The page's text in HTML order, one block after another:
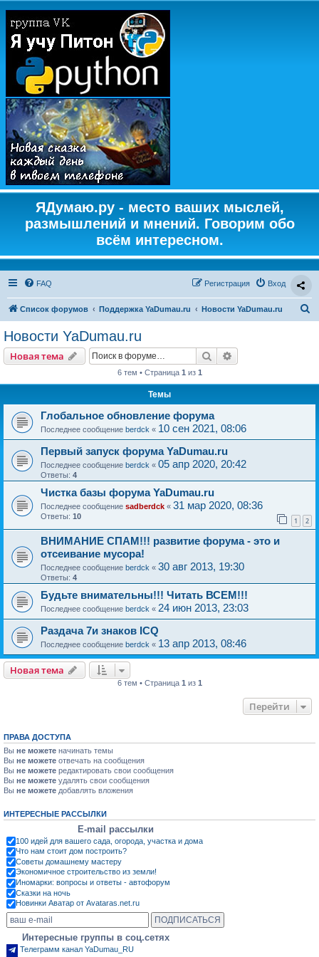
ЯДумаю.ру - место ваших мыслей,
размышлений и мнений. Говорим обо
всём интересном.
FAQ Вход
Регистрация
Список форумов Поддержка YaDumau.ru Новости YaDumau.ru
Новости YaDumau.ru
Новая тема Поиск
6 тем • Страница 1 из 1
Темы
Глобальное обновление форума
Последнее сообщение berdck « 10 сен 2021, 08:06
Первый запуск форума YaDumau.ru
Последнее сообщение berdck « 05 апр 2020, 20:42
Ответы: 4
Чистка базы форума YaDumau.ru
Последнее сообщение sadberdck « 31 мар 2020, 08:36
Ответы: 10 1 2
ВНИМАНИЕ СПАМ!!! развитие форума - это и
отсеивание мусора!
Последнее сообщение berdck « 30 авг 2013, 19:30
Ответы: 4
Будьте внимательны!!! Читать ВСЕМ!!!
Последнее сообщение berdck « 24 июн 2013, 23:03
Раздача 7и знаков ICQ
Последнее сообщение berdck « 13 апр 2013, 08:46
Новая тема
6 тем • Страница 1 из 1
Перейти
ПРАВА ДОСТУПА
Вы не можете начинать темы
Вы не можете отвечать на сообщения
Вы не можете редактировать свои сообщения
Вы не можете удалять свои сообщения
Вы не можете добавлять вложения
ИНТЕРЕСНЫЕ РАССЫЛКИ
E-mail рассылки
100 идей для вашего сада, огорода, участка и дома
Что нам стоит дом построить?
Советы домашнему мастеру
Экономичное строительство из земли!
Иномарки: вопросы и ответы - автофорум
Сказки на ночь
Новинки Аватар от Avataras.net.ru
Интересные группы в соц.сетях
Телеграмм канал YaDumau_RU